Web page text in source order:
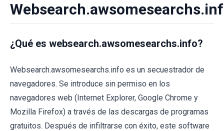
¿Qué es websearch.awsomesearchs.info?
Websearch.awsomesearchs.info es un secuestrador de
navegadores. Se introduce sin permiso en los
navegadores web (Internet Explorer, Google Chrome y
Mozilla Firefox) a través de las descargas de programas
gratuitos. Después de infiltrarse con éxito, este software